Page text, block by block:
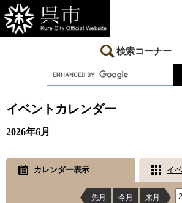
ー
ジ
の
ニ
ュ
ー
へ
検索コーナー
イベントカレンダー
2026年6月
カレンダー表示 イ
先月 今月 来月